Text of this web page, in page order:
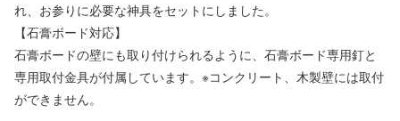
れ、お参りに必要な神具をセットにしました。
【石膏ボード対応】
石膏ボードの壁にも取り付けられるように、石膏ボード専用釘と
専用取付金具が付属しています。※コンクリート、木製壁には取付
ができません。